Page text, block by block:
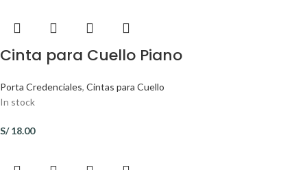
Cinta para Cuello Piano
Porta Credenciales, Cintas para Cuello
In stock
S/18.00